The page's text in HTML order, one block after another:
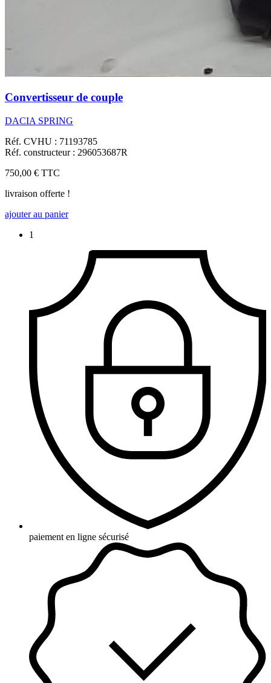
Convertisseur de couple
DACIA SPRING
Réf. CVHU : 71193785
Réf. constructeur : 296053687R
750,00 € TTC
livraison offerte !
ajouter au panier
1
paiement en ligne sécurisé